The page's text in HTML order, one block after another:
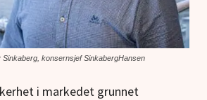
Sinkaberg, konsernsjef SinkabergHansen
i markedet grunnet